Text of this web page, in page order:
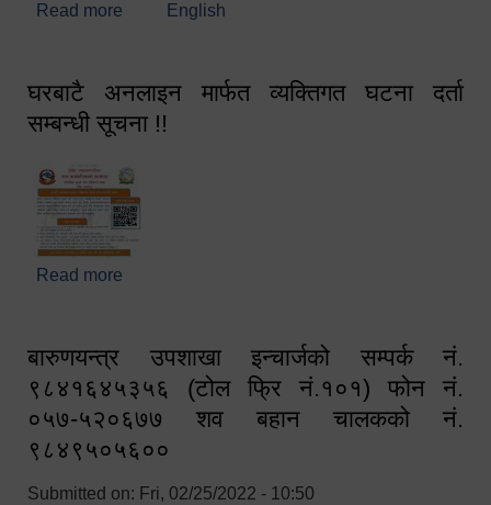
Read more about स्वागतम!!!
English
घरबाटै अनलाइन मार्फत व्यक्तिगत घटना दर्ता
सम्बन्धी सूचना !!
Read more
बारुणयन्त्र उपशाखा इन्चार्जको सम्पर्क नं.
९८४१६४५३५६ (टोल फ्रि नं.१०१) फोन नं.
०५७-५२०६७७ शव बहान चालकको नं.
९८४९५०५६००
Submitted on: Fri, 02/25/2022 - 10:50